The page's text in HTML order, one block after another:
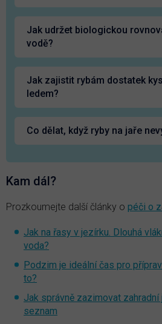
Jak udržet biologickou
vodě?
Jak zajistit rybám dostatek
ledem?
Co dělat, když ryby na jaře
Kam dál?
Prozkoumejte další články o péči o
Jak na řasy v jezírku. Dlouhá
voda?
Podzim je ideální čas pro
to?
Jak správně zazimovat
seznam